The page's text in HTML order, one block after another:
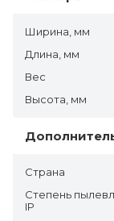
Ширина, мм
Длина, мм
Вес
Высота, мм
Страна
Степень
IP